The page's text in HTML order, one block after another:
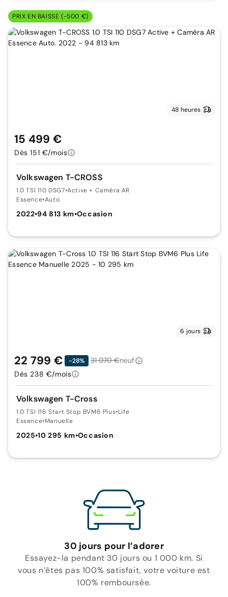
PRIX EN BAISSE (-500 €)
48 heures
Volkswagen T-CROSS
1.0 TSI 110 DSG7•Active + Caméra AR
Essence•Auto.
2022•94 813 km•Occasion
15 499 €
Dès 151 €/mois
6 jours
Volkswagen T-Cross
1.0 TSI 116 Start Stop BVM6 Plus•Life
Essence•Manuelle
2025•10 295 km•Occasion
22 799 € -28% 31 070 €neuf
Dès 238 €/mois
30 jours pour l’adorer
Essayez-la pendant 30 jours ou 1 000 km. Si
vous n’êtes pas 100% satisfait, votre voiture est
100% remboursée.